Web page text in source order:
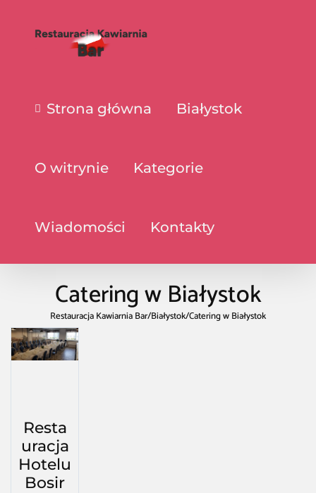
Strona główna Białystok
O witrynie Kategorie
Wiadomości Kontakty
Catering w Białystok
Restauracja Kawiarnia Bar/Białystok/Catering w Białystok
Resta
uracja
Hotelu
Bosir